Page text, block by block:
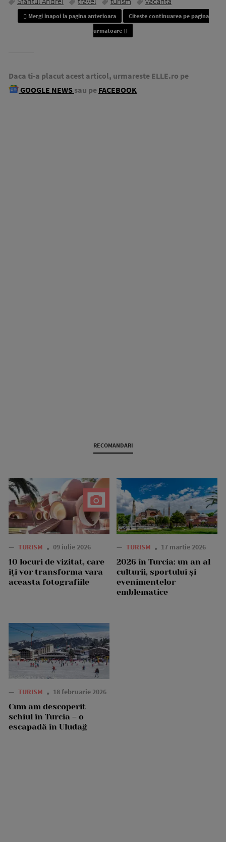
Mergi inapoi la pagina anterioara
Citeste continuarea pe pagina
urmatoare
Daca ti-a placut acest articol, urmareste ELLE.ro pe
GOOGLE NEWS sau pe FACEBOOK
RECOMANDARI
— TURISM 09 iulie 2026
10 locuri de vizitat, care
îți vor transforma vara
aceasta fotografiile
— TURISM 17 martie 2026
2026 în Turcia: un an al
culturii, sportului și
evenimentelor
emblematice
— TURISM 18 februarie 2026
Cum am descoperit
schiul în Turcia – o
escapadă în Uludağ